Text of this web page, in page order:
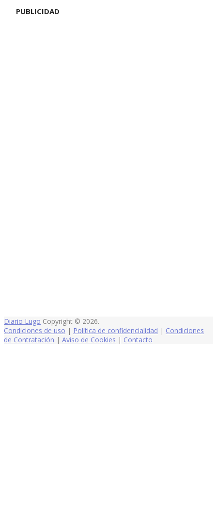
PUBLICIDAD
Diario Lugo Copyright © 2026.
Condiciones de uso | Política de confidencialidad | Condiciones
de Contratación | Aviso de Cookies | Contacto